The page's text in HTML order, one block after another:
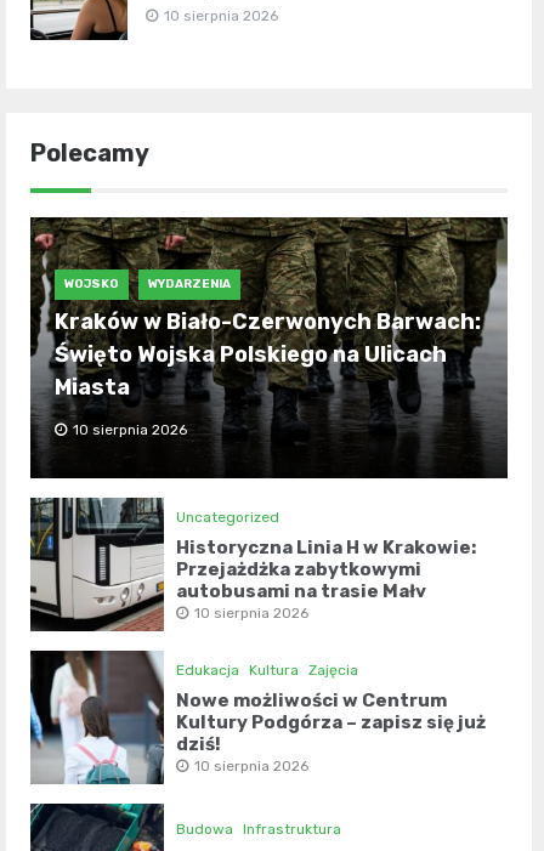
10 sierpnia 2026
Polecamy
WOJSKO WYDARZENIA
Kraków w Biało-Czerwonych Barwach:
Święto Wojska Polskiego na Ulicach
Miasta
10 sierpnia 2026
Uncategorized
Historyczna Linia H w Krakowie:
Przejażdżka zabytkowymi
autobusami na trasie Mały
Płaszów – Cmentarz Olszanica
10 sierpnia 2026
Edukacja Kultura Zajęcia
Nowe możliwości w Centrum
Kultury Podgórza – zapisz się już
dziś!
10 sierpnia 2026
Budowa Infrastruktura